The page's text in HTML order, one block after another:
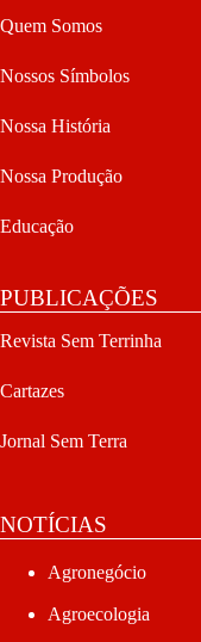
Quem Somos
Nossos Símbolos
Nossa História
Nossa Produção
Educação
PUBLICAÇÕES
Revista Sem Terrinha
Cartazes
Jornal Sem Terra
NOTÍCIAS
Agronegócio
Agroecologia